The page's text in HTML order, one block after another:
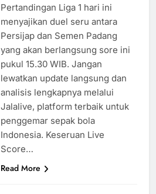
Pertandingan Liga 1 hari ini
menyajikan duel seru antara
Persijap dan Semen Padang
yang akan berlangsung sore ini
pukul 15.30 WIB. Jangan
lewatkan update langsung dan
analisis lengkapnya melalui
Jalalive, platform terbaik untuk
penggemar sepak bola
Indonesia. Keseruan Live
Score…
Read More